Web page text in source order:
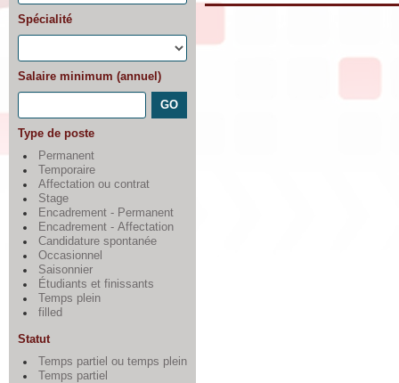
Spécialité
Salaire minimum (annuel)
Type de poste
Permanent
Temporaire
Affectation ou contrat
Stage
Encadrement - Permanent
Encadrement - Affectation
Candidature spontanée
Occasionnel
Saisonnier
Étudiants et finissants
Temps plein
filled
Statut
Temps partiel ou temps plein
Temps partiel